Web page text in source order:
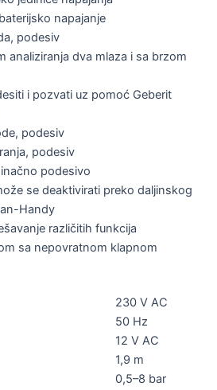
napajanje
podesiv
analiziranja dva mlaza i sa brzom
i pozvati uz pomoć Geberit
podesiv
podesiv
podesivo
se deaktivirati preko daljinskog
Handy
različitih funkcija
sa nepovratnom klapnom
230 V AC
50 Hz
12 V AC
1,9 m
0,5–8 bar